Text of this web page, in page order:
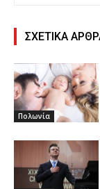
ΣΧΕΤΙΚΑ
Πολωνία